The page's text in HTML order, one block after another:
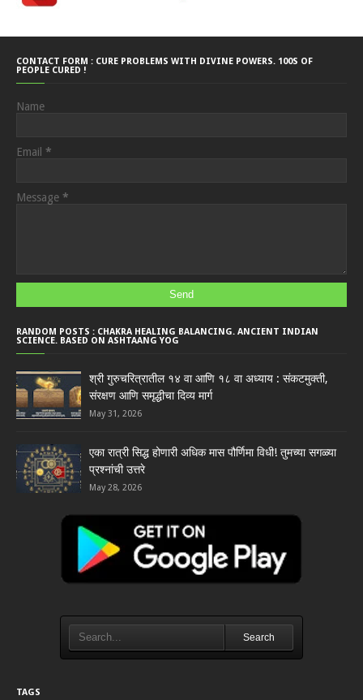
CONTACT FORM : CURE PROBLEMS WITH DIVINE POWERS. 100S OF
PEOPLE CURED !
Name
Email *
Message *
RANDOM POSTS : CHAKRA HEALING BALANCING. ANCIENT INDIAN
SCIENCE. BASED ON ASHTAANG YOG
श्री गुरुचरित्रातील १४ वा आणि १८ वा अध्याय : संकटमुक्ती,
संरक्षण आणि समृद्धीचा दिव्य मार्ग
May 31, 2026
एका रात्री सिद्ध होणारी अधिक मास पौर्णिमा विधी! तुमच्या सगळ्या
प्रश्नांची उत्तरे
May 28, 2026
Search
TAGS